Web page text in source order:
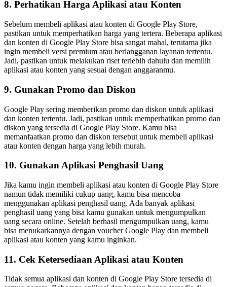
8. Perhatikan Harga Aplikasi atau Konten
Sebelum membeli aplikasi atau konten di Google Play Store,
pastikan untuk memperhatikan harga yang tertera. Beberapa aplikasi
dan konten di Google Play Store bisa sangat mahal, terutama jika
ingin membeli versi premium atau berlangganan layanan tertentu.
Jadi, pastikan untuk melakukan riset terlebih dahulu dan memilih
aplikasi atau konten yang sesuai dengan anggaranmu.
9. Gunakan Promo dan Diskon
Google Play sering memberikan promo dan diskon untuk aplikasi
dan konten tertentu. Jadi, pastikan untuk memperhatikan promo dan
diskon yang tersedia di Google Play Store. Kamu bisa
memanfaatkan promo dan diskon tersebut untuk membeli aplikasi
atau konten dengan harga yang lebih murah.
10. Gunakan Aplikasi Penghasil Uang
Jika kamu ingin membeli aplikasi atau konten di Google Play Store
namun tidak memiliki cukup uang, kamu bisa mencoba
menggunakan aplikasi penghasil uang. Ada banyak aplikasi
penghasil uang yang bisa kamu gunakan untuk mengumpulkan
uang secara online. Setelah berhasil mengumpulkan uang, kamu
bisa menukarkannya dengan voucher Google Play dan membeli
aplikasi atau konten yang kamu inginkan.
11. Cek Ketersediaan Aplikasi atau Konten
Tidak semua aplikasi dan konten di Google Play Store tersedia di